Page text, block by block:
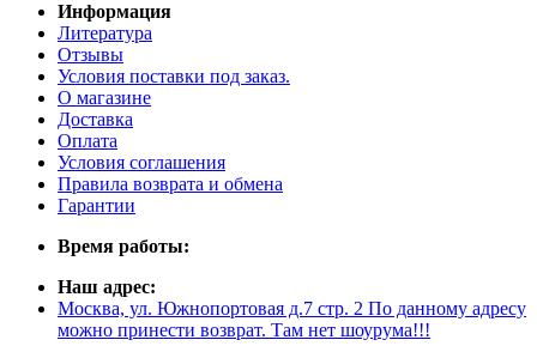
Информация
Литература
Отзывы
Условия поставки под заказ.
О магазине
Доставка
Оплата
Условия соглашения
Правила возврата и обмена
Гарантии
Время работы:
Наш адрес:
Москва, ул. Южнопортовая д.7 стр. 2 По данному адресу
можно принести возврат. Там нет шоурума!!!